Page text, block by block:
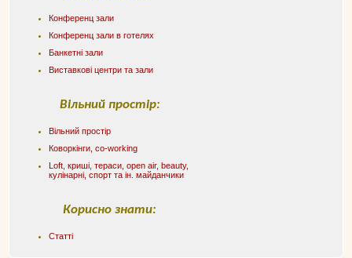
Конференц зали
Конференц зали в готелях
Банкетні зали
Виставкові центри та зали
Вільний простір:
Вільний простір
Коворкінги, co-working
Loft, криші, тераси, оpen air, beauty,
кулінарні, спорт та ін. майданчики
Корисно знати:
Статті